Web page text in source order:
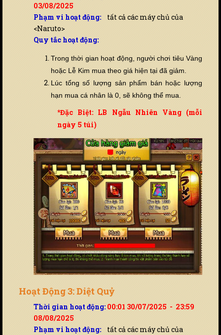
03/08/2025
Phạm vi hoạt động: tất cả các máy chủ của
<Naruto>
Quy tắc hoạt động:
Trong thời gian hoạt động, người chơi tiêu Vàng
hoặc Lễ Kim mua theo giá hiện tại đã giảm.
Lúc tổng số lượng sản phẩm bán hoặc lượng
hạn mua cá nhân là 0, sẽ không thể mua.
*Đặc Biệt: LB Ngẫu Nhiên Vàng (mỗi
ngày 5 túi)
Hoạt Động 3: Diệt Quỷ
Thời gian hoạt động: 00:01 30/07/2025 - 23:59
08/08/2025
Phạm vi hoạt động: tất cả các máy chủ của